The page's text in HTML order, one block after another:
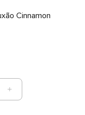
Cinnamon